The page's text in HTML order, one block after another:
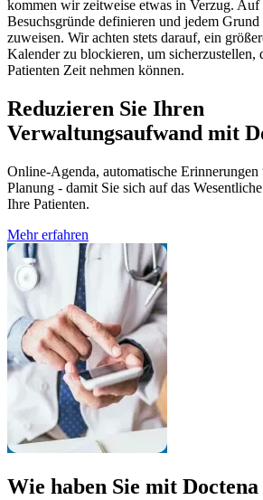
kommen wir zeitweise etwas in Verzug. Auf
Besuchsgründe definieren und jedem
zuweisen. Wir achten stets darauf, ein
Kalender zu blockieren, um sicherzustellen,
Patienten Zeit nehmen können.
Reduzieren Sie Ihren
Verwaltungsaufwand mit
Online-Agenda, automatische
Planung - damit Sie sich auf das
Ihre Patienten.
Mehr erfahren
Wie haben Sie mit Doctena